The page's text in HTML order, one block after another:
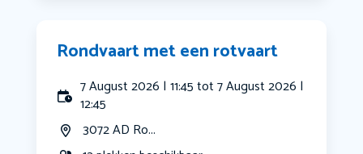
Rondvaart met een rotvaart
7 August 2026 | 11:45 tot 7 August 2026 |
12:45
3072 AD Ro...